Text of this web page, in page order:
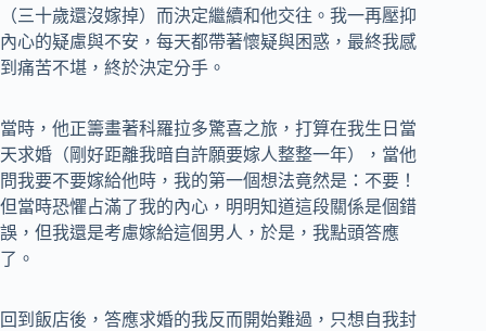
（三十歲還沒嫁掉）而決定繼續和他交往。我一再壓抑
內心的疑慮與不安，每天都帶著懷疑與困惑，最終我感
到痛苦不堪，終於決定分手。
當時，他正籌畫著科羅拉多驚喜之旅，打算在我生日當
天求婚（剛好距離我暗自許願要嫁人整整一年），當他
問我要不要嫁給他時，我的第一個想法竟然是：不要！
但當時恐懼占滿了我的內心，明明知道這段關係是個錯
誤，但我還是考慮嫁給這個男人，於是，我點頭答應
了。
回到飯店後，答應求婚的我反而開始難過，只想自我封